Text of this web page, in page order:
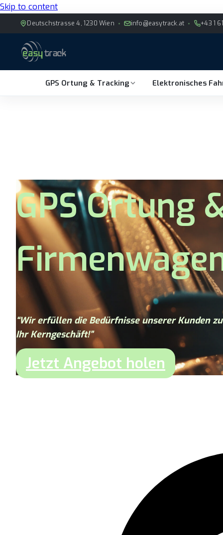
Skip to content
Deutschstrasse 4, 1230 Wien info@easytrack.at +43 1
GPS Ortung & Tracking Elektronisches
GPS Ortung
“Wir erfüllen die Bedürfnisse unserer Kunden
Ihr Kerngeschäft!”
Jetzt Angebot holen